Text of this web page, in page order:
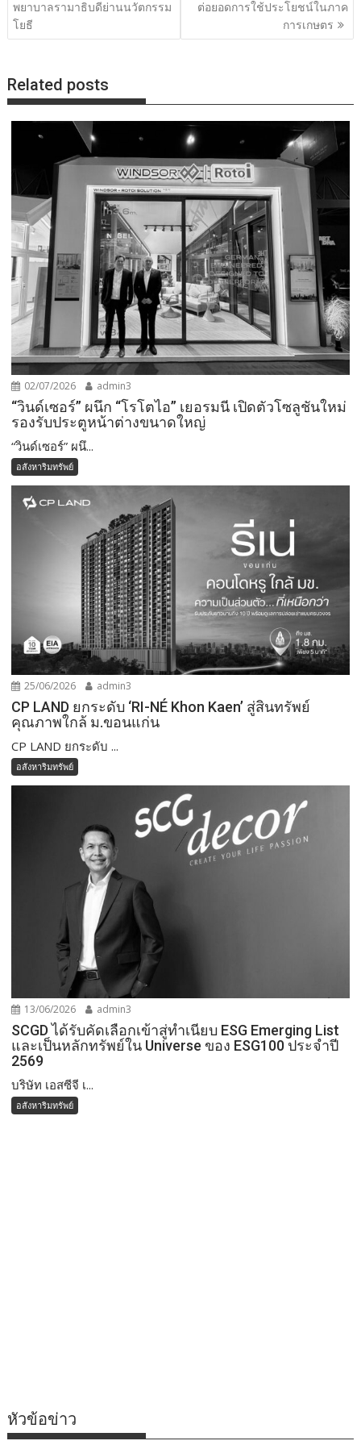
พยาบาลรามาธิบดีย่านนวัตกรรม
โยธี
ต่อยอดการใช้ประโยชน์ในภาค
การเกษตร
Related posts
02/07/2026 admin3
“วินด์เซอร์” ผนึก “โรโตไอ” เยอรมนี เปิดตัวโซลูชันใหม่
รองรับประตูหน้าต่างขนาดใหญ่
“วินด์เซอร์” ผนึ...
อสังหาริมทรัพย์
25/06/2026 admin3
CP LAND ยกระดับ ‘RI-NÉ Khon Kaen’ สู่สินทรัพย์
คุณภาพใกล้ ม.ขอนแก่น
CP LAND ยกระดับ ...
อสังหาริมทรัพย์
13/06/2026 admin3
SCGD ได้รับคัดเลือกเข้าสู่ทำเนียบ ESG Emerging List
และเป็นหลักทรัพย์ใน Universe ของ ESG100 ประจำปี
2569
บริษัท เอสซีจี เ...
อสังหาริมทรัพย์
หัวข้อข่าว